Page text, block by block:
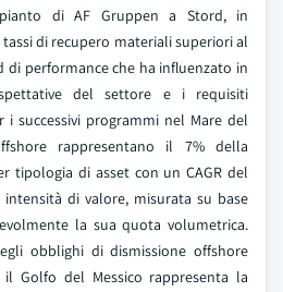
di AF Gruppen a Stord, in
di recupero materiali superiori al
di performance che ha influenzato in
del settore e i requisiti
successivi programmi nel Mare del
rappresentano il 7% della
tipologia di asset con un CAGR del
di valore, misurata su base
la sua quota volumetrica.
obblighi di dismissione offshore
Golfo del Messico rappresenta la